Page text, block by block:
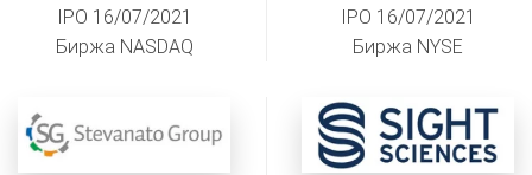
IPO 16/07/2021
Биржа NASDAQ
IPO 16/07/2021
Биржа NYSE